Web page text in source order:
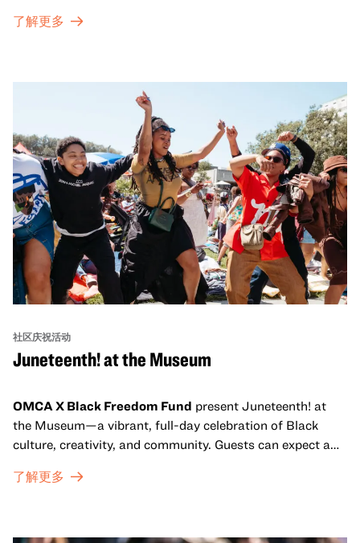
通过亲身参与和虚拟的治疗圈来相互支持。
了解更多
社区庆祝活动
Juneteenth! at the Museum
OMCA X Black Freedom Fund present Juneteenth! at
the Museum—a vibrant, full-day celebration of Black
culture, creativity, and community. Guests can expect a
sets from boundary-pushing artists, delicious offerings
了解更多